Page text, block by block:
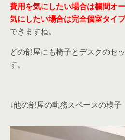
費用を気にしたい場合は欄間オ
気にしたい場合は完全個室タイプ
できますね。
どの部屋にも椅子とデスクのセ
す。
↓他の部屋の執務スペースの様子